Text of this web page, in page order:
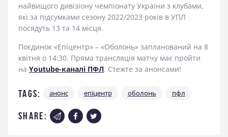
найвищого дивізіону чемпіонату України з клубами,
які за підсумками сезону 2022/2023 років в УПЛ
посядуть 13 та 14 місця.
Поєдинок «Епіцентр» – «Оболонь» запланований на 8
квітня о 14:30. Пряма трансляція матчу має пройти
на Youtube-каналі ПФЛ. Стежте за анонсами!
Tags: анонс епіцентр оболонь пфл
share: